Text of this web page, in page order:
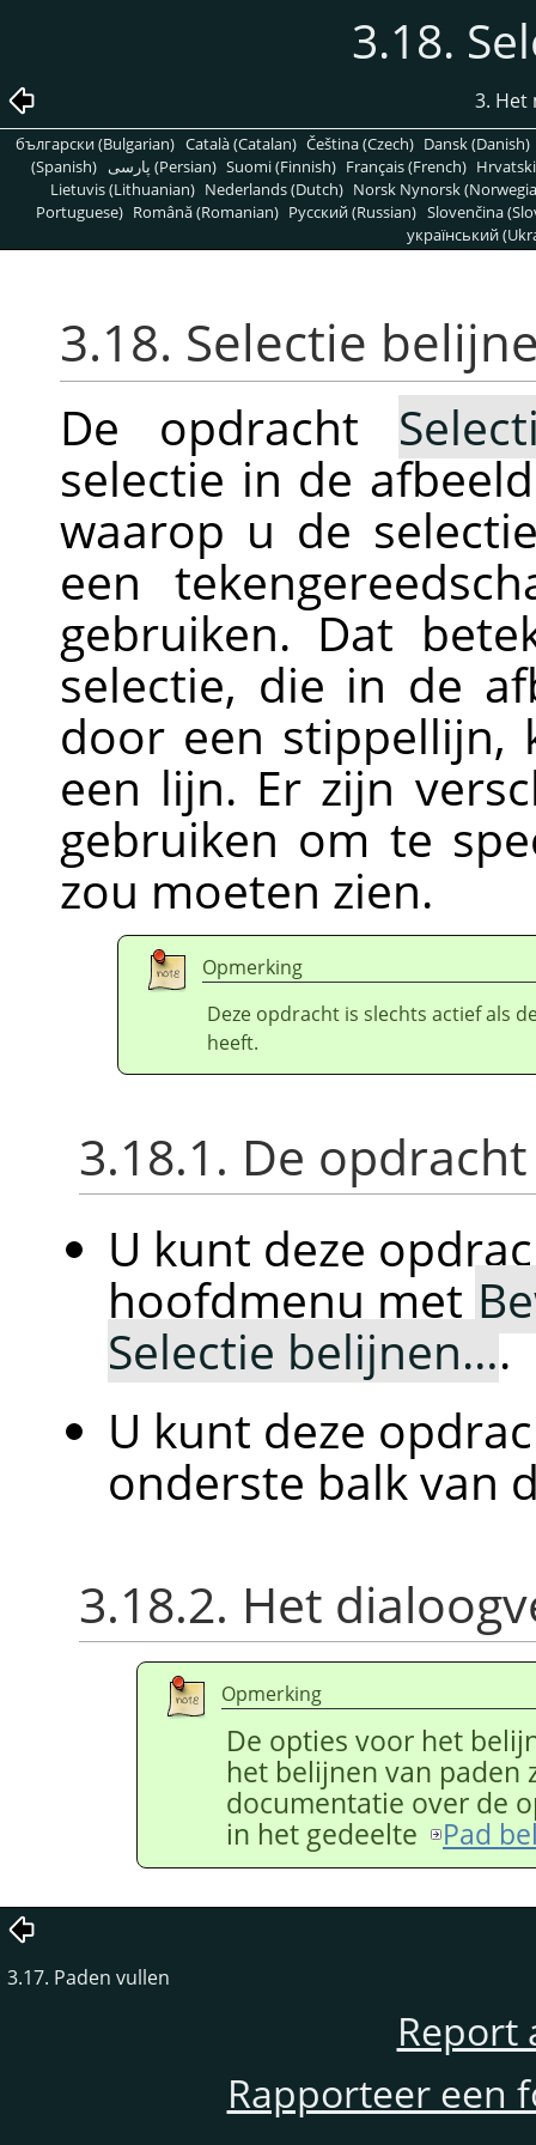
3.18.
3.
български (Bulgarian) Català (Catalan) Čeština (Czech) Dansk (Danish)
(Spanish)
پارسی (Persian) Suomi (Finnish) Français (French)
Lietuvis (Lithuanian) Nederlands (Dutch) Norsk Nynorsk
Portuguese) Română (Romanian) Pусский (Russian) Slovenčina
український
3.18. Selectie
De opdracht
selectie in de
waarop u de
een
gebruiken. Dat
selectie, die in de
door een stippellijn,
een lijn. Er zijn
gebruiken om te
zou moeten zien.
Opmerking
Deze opdracht is slechts actief als
heeft.
3.18.1. De
U kunt deze
hoofdmenu met
Selectie belijnen….
U kunt deze
onderste balk van
3.18.2. Het
Opmerking
De opties voor het
het belijnen van paden
documentatie over de
in het gedeelte
Pad
3.17. Paden vullen
Report
Rapporteer een